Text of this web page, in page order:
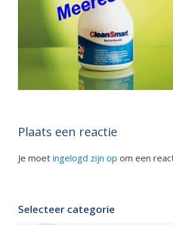
Plaats een reactie
Je moet ingelogd zijn op om een
Selecteer categorie